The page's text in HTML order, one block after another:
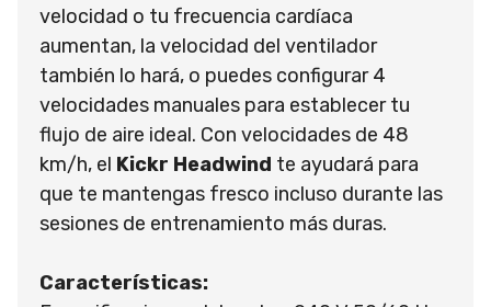
velocidad o tu frecuencia cardíaca
aumentan, la velocidad del ventilador
también lo hará, o puedes configurar 4
velocidades manuales para establecer tu
flujo de aire ideal. Con velocidades de 48
km/h, el Kickr Headwind te ayudará para
que te mantengas fresco incluso durante las
sesiones de entrenamiento más duras.
Características: